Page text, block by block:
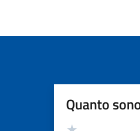
Quanto
Valutazione